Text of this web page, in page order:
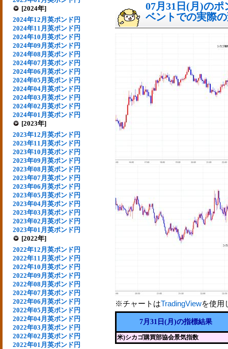
[2024年]
2024年12月英ポンド円
2024年11月英ポンド円
2024年10月英ポンド円
2024年09月英ポンド円
2024年08月英ポンド円
2024年07月英ポンド円
2024年06月英ポンド円
2024年05月英ポンド円
2024年04月英ポンド円
2024年03月英ポンド円
2024年02月英ポンド円
2024年01月英ポンド円
[2023年]
2023年12月英ポンド円
2023年11月英ポンド円
2023年10月英ポンド円
2023年09月英ポンド円
2023年08月英ポンド円
2023年07月英ポンド円
2023年06月英ポンド円
2023年05月英ポンド円
2023年04月英ポンド円
2023年03月英ポンド円
2023年02月英ポンド円
2023年01月英ポンド円
[2022年]
2022年12月英ポンド円
2022年11月英ポンド円
2022年10月英ポンド円
2022年09月英ポンド円
2022年08月英ポンド円
2022年07月英ポンド円
2022年06月英ポンド円
2022年05月英ポンド円
2022年04月英ポンド円
2022年03月英ポンド円
2022年02月英ポンド円
2022年01月英ポンド円
07月31日(月)の
ベントでの実際
※チャートはTradingViewを使用
7月31日(月)の指標結果
米)シカゴ購買部協会景気指数